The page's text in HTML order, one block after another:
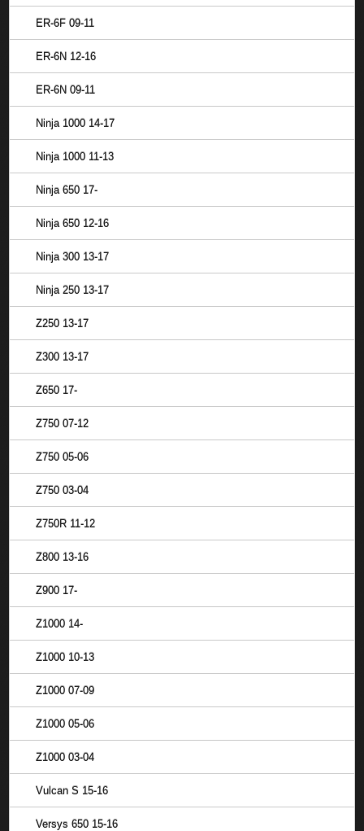
ER-6F 09-11
ER-6N 12-16
ER-6N 09-11
Ninja 1000 14-17
Ninja 1000 11-13
Ninja 650 17-
Ninja 650 12-16
Ninja 300 13-17
Ninja 250 13-17
Z250 13-17
Z300 13-17
Z650 17-
Z750 07-12
Z750 05-06
Z750 03-04
Z750R 11-12
Z800 13-16
Z900 17-
Z1000 14-
Z1000 10-13
Z1000 07-09
Z1000 05-06
Z1000 03-04
Vulcan S 15-16
Versys 650 15-16